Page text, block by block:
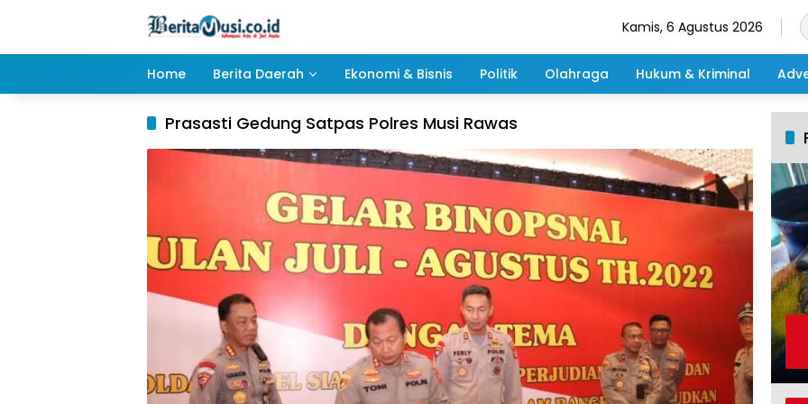
Kamis, 6 Agustus 2026
Home Berita Daerah Ekonomi & Bisnis Politik Olahraga Hukum & Kriminal
Prasasti Gedung Satpas Polres Musi Rawas